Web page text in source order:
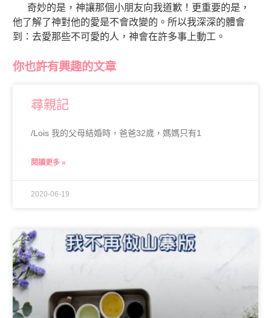
奇妙的是，神讓那個小朋友向我道歉！更重要的是，
他了解了神對他的愛是不會改變的。所以我深深的體會
到：去愛那些不可愛的人，神會在許多事上動工。
你也許有興趣的文章
尋親記
/Lois 我的父母結婚時，爸爸32歲，媽媽只有1
閱讀更多 »
2020-06-19